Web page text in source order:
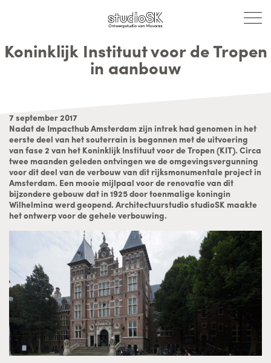
Koninklijk Instituut voor de Tropen
in aanbouw
7 september 2017
Nadat de Impacthub Amsterdam zijn intrek had genomen in het
eerste deel van het souterrain is begonnen met de uitvoering
van fase 2 van het Koninklijk Instituut voor de Tropen (KIT). Circa
twee maanden geleden ontvingen we de omgevingsvergunning
voor dit deel van de verbouw van dit rijksmonumentale project in
Amsterdam. Een mooie mijlpaal voor de renovatie van dit
bijzondere gebouw dat in 1925 door toenmalige koningin
Wilhelmina werd geopend. Architectuurstudio studioSK maakte
het ontwerp voor de gehele verbouwing.